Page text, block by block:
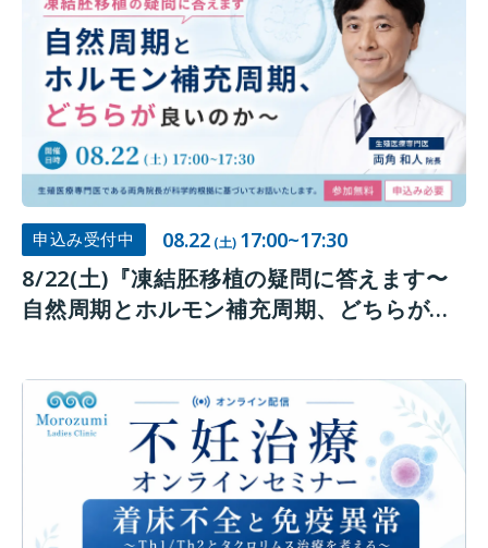
申込み受付中 08.22(土) 17:00~17:30
8/22(土)『凍結胚移植の疑問に答えます〜
自然周期とホルモン補充周期、どちらが良